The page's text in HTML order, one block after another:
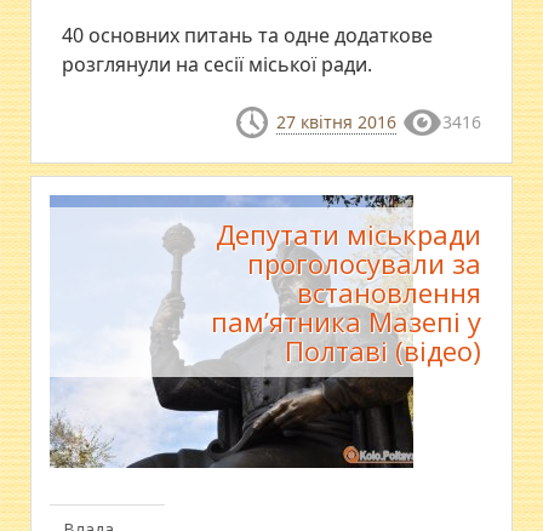
40 основних питань та одне додаткове
розглянули на сесії міської ради.
27 квітня 2016 3416
Депутати міськради
проголосували за
встановлення
пам’ятника Мазепі у
Полтаві (відео)